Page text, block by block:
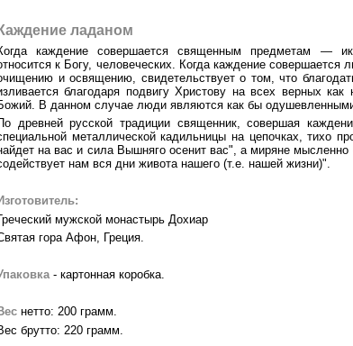
Каждение ладаном
каждение совершается священным предметам —
к Богу, человеческих. Когда каждение совершается
и освящению, свидетельствует о том, что
благодаря подвигу Христову на всех верных
В данном случае люди являются как бы
древней русской традиции священник, совершая
металлической кадильницы на цепочках, тихо
на вас и сила Вышняго осенит вас", а миряне
нам вся дни живота нашего (т.е. нашей жизни)".
мужской монастырь Дохиар
гора Афон, Греция.
- картонная коробка.
нетто: 200 грамм.
брутто: 220 грамм.